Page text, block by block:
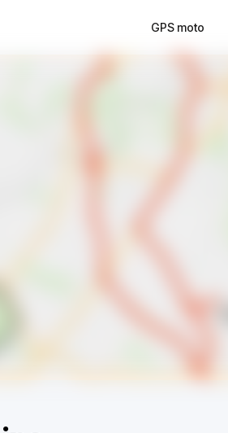
GPS moto